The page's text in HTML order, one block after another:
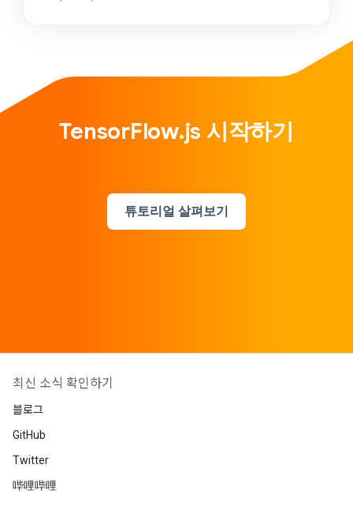
TensorFlow.js 시작하기
튜토리얼 살펴보기
최신 소식 확인하기
블로그
GitHub
Twitter
哔哩哔哩